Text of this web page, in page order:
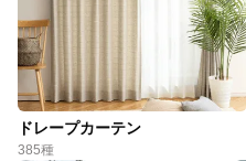
ドレープカーテン
385種